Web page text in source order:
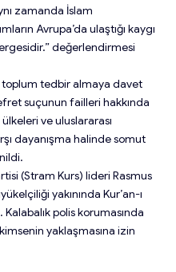
zamanda İslam
Avrupa’da ulaştığı kaygı
değerlendirmesi
toplum tedbir almaya davet
suçunun failleri hakkında
ve uluslararası
dayanışma halinde somut
(Stram Kurs) lideri Rasmus
yakınında Kur’an-ı
polis korumasında
yaklaşmasına izin